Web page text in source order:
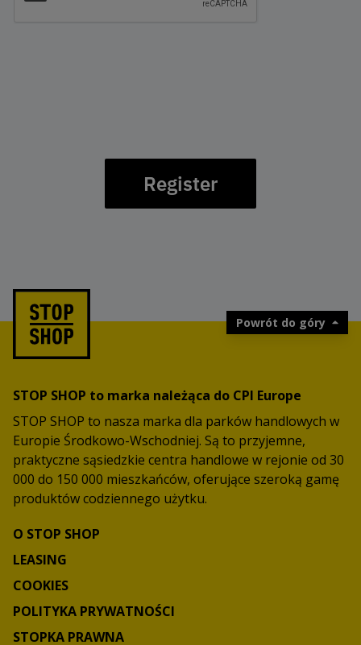
Register
Powrót do góry
STOP SHOP to marka należąca do CPI Europe
STOP SHOP to nasza marka dla parków handlowych w
Europie Środkowo-Wschodniej. Są to przyjemne,
praktyczne sąsiedzkie centra handlowe w rejonie od 30
000 do 150 000 mieszkańców, oferujące szeroką gamę
produktów codziennego użytku.
O STOP SHOP
LEASING
COOKIES
POLITYKA PRYWATNOŚCI
STOPKA PRAWNA